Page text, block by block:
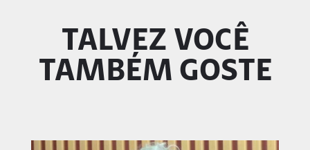
TALVEZ VOCÊ
TAMBÉM GOSTE